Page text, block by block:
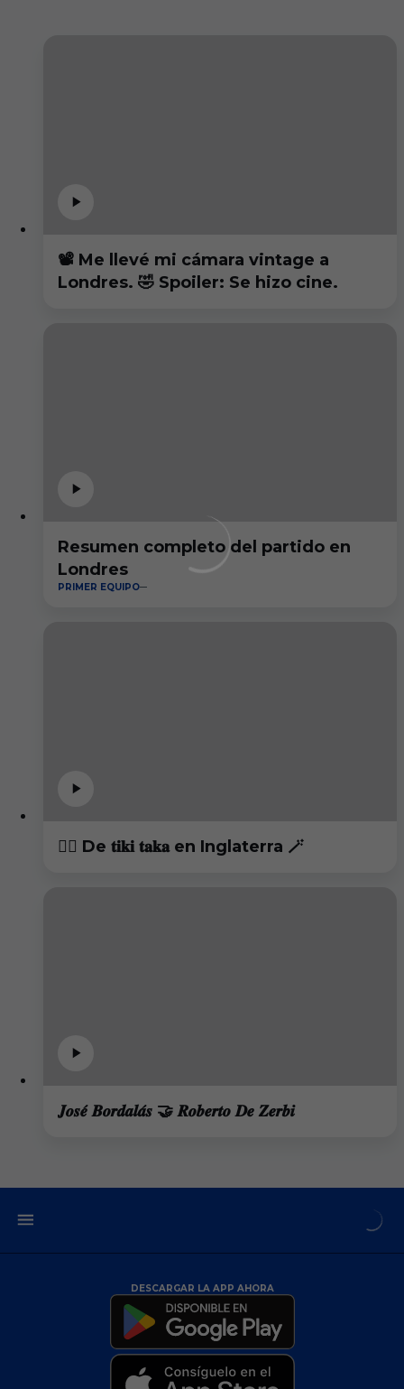
📽️ Me llevé mi cámara vintage a
Londres. 🤣 Spoiler: Se hizo cine.
Resumen completo del partido en
Londres
PRIMER EQUIPO
😮‍💨 De 𝐭𝐢𝐤𝐢 𝐭𝐚𝐤𝐚 en Inglaterra 🪄
𝑱𝒐𝒔𝒆́ 𝑩𝒐𝒓𝒅𝒂𝒍𝒂́𝒔 🤝 𝑹𝒐𝒃𝒆𝒓𝒕𝒐 𝑫𝒆 𝒁𝒆𝒓𝒃𝒊
DESCARGAR LA APP AHORA